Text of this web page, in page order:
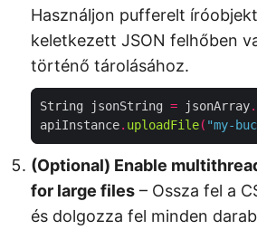
Használjon pufferelt
keletkezett JSON felhőben
történő tárolásához.
String jsonString = jsonArray.
apiInstance. uploadFile( "my-
(Optional) Enable
for large files – Ossza fel a
és dolgozza fel minden